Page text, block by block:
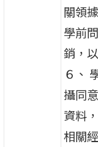
關領
學前
銷，
６、
攝同
資料
相關